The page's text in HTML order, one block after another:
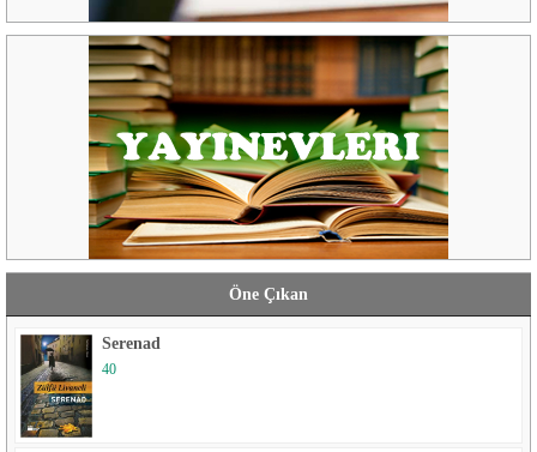
Öne Çıkan
Serenad
40